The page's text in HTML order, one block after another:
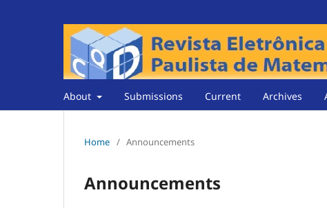
About Submissions Current Archives
Home / Announcements
Announcements